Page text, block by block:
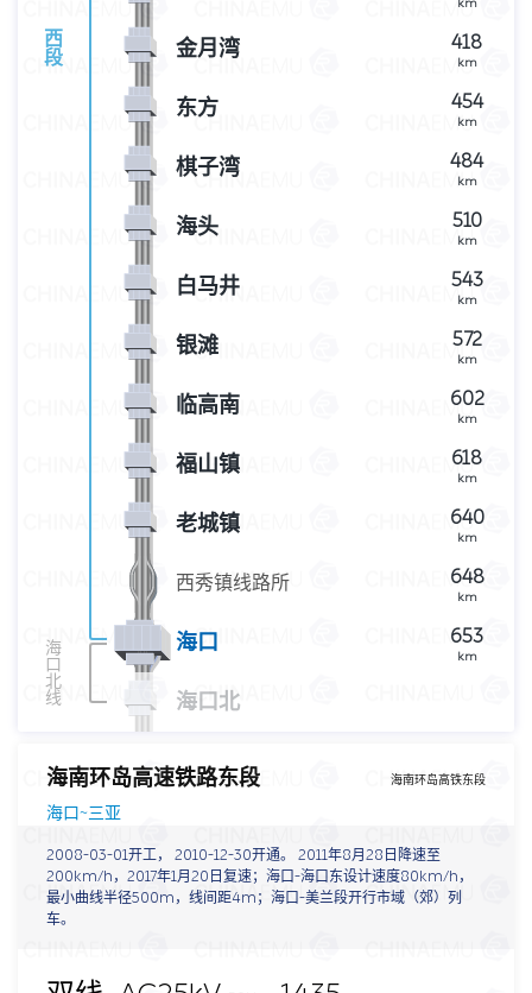
西
段
km
418
km
金月湾
454
km
东方
484
km
棋子湾
510
km
海头
543
km
白马井
572
km
银滩
602
km
临高南
618
km
福山镇
640
km
老城镇
648
km
西秀镇线路所
海
口
北
线
653
km
海口
海口北
海南环岛高铁东段
海南环岛高速铁路东段
海口~三亚
2008-03-01开工， 2010-12-30开通。 2011年8月28日降速至
200km/h，2017年1月20日复速；海口-海口东设计速度80km/h，
最小曲线半径500m，线间距4m；海口-美兰段开行市域（郊）列
车。